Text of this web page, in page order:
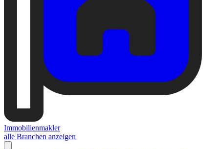
Immobilienmakler
alle Branchen anzeigen